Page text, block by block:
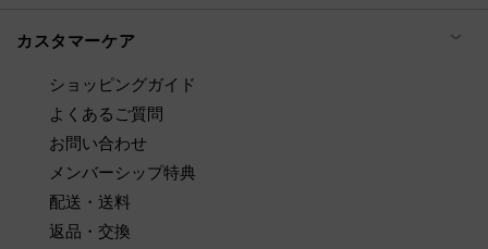
カスタマーケア
ショッピングガイド
よくあるご質問
お問い合わせ
メンバーシップ特典
配送・送料
返品・交換